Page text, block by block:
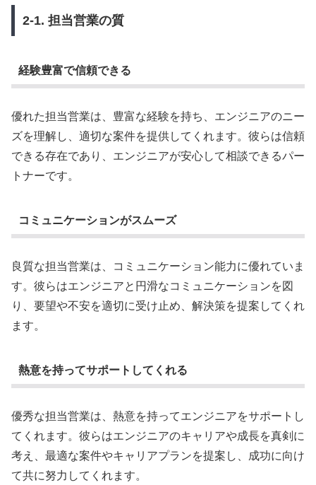
2-1. 担当営業の質
経験豊富で信頼できる
優れた担当営業は、豊富な経験を持ち、エンジニアのニー
ズを理解し、適切な案件を提供してくれます。彼らは信頼
できる存在であり、エンジニアが安心して相談できるパー
トナーです。
コミュニケーションがスムーズ
良質な担当営業は、コミュニケーション能力に優れていま
す。彼らはエンジニアと円滑なコミュニケーションを図
り、要望や不安を適切に受け止め、解決策を提案してくれ
ます。
熱意を持ってサポートしてくれる
優秀な担当営業は、熱意を持ってエンジニアをサポートし
てくれます。彼らはエンジニアのキャリアや成長を真剣に
考え、最適な案件やキャリアプランを提案し、成功に向け
て共に努力してくれます。